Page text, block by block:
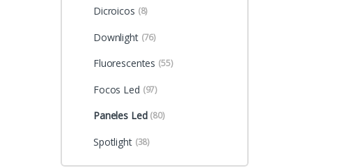
Dicroicos (8)
Downlight (76)
Fluorescentes (55)
Focos Led (97)
Paneles Led (80)
Spotlight (38)